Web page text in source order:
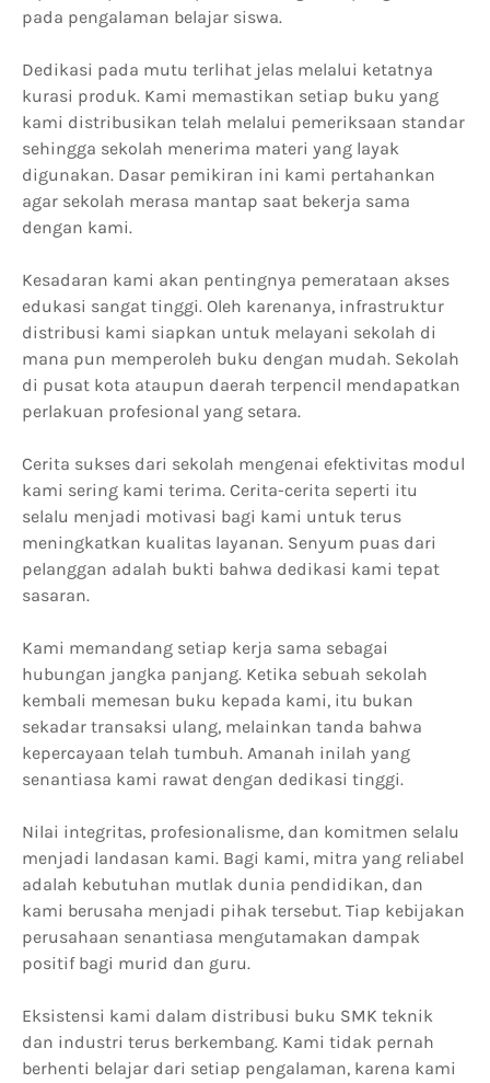
pada pengalaman belajar siswa.
Dedikasi pada mutu terlihat jelas melalui ketatnya
kurasi produk. Kami memastikan setiap buku yang
kami distribusikan telah melalui pemeriksaan standar
sehingga sekolah menerima materi yang layak
digunakan. Dasar pemikiran ini kami pertahankan
agar sekolah merasa mantap saat bekerja sama
dengan kami.
Kesadaran kami akan pentingnya pemerataan akses
edukasi sangat tinggi. Oleh karenanya, infrastruktur
distribusi kami siapkan untuk melayani sekolah di
mana pun memperoleh buku dengan mudah. Sekolah
di pusat kota ataupun daerah terpencil mendapatkan
perlakuan profesional yang setara.
Cerita sukses dari sekolah mengenai efektivitas modul
kami sering kami terima. Cerita-cerita seperti itu
selalu menjadi motivasi bagi kami untuk terus
meningkatkan kualitas layanan. Senyum puas dari
pelanggan adalah bukti bahwa dedikasi kami tepat
sasaran.
Kami memandang setiap kerja sama sebagai
hubungan jangka panjang. Ketika sebuah sekolah
kembali memesan buku kepada kami, itu bukan
sekadar transaksi ulang, melainkan tanda bahwa
kepercayaan telah tumbuh. Amanah inilah yang
senantiasa kami rawat dengan dedikasi tinggi.
Nilai integritas, profesionalisme, dan komitmen selalu
menjadi landasan kami. Bagi kami, mitra yang reliabel
adalah kebutuhan mutlak dunia pendidikan, dan
kami berusaha menjadi pihak tersebut. Tiap kebijakan
perusahaan senantiasa mengutamakan dampak
positif bagi murid dan guru.
Eksistensi kami dalam distribusi buku SMK teknik
dan industri terus berkembang. Kami tidak pernah
berhenti belajar dari setiap pengalaman, karena kami